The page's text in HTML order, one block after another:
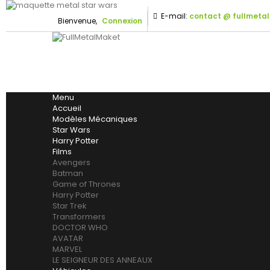
Bienvenue, Connexion E-mail: contact @
Menu
Accueil
Modèles Mécaniques
Star Wars
Harry Potter
Films
Avengers
Batman
Game of Thrones
Harry Potter
Star Trek
Transformers
DOCTOR WHO
AVATAR
MARVEL
LE SEIGNEUR DES ANNEAUX